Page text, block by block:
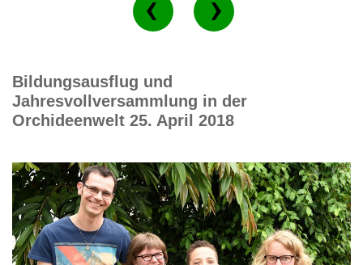
Bildungsausflug und
Jahresvollversammlung in der
Orchideenwelt 25. April 2018